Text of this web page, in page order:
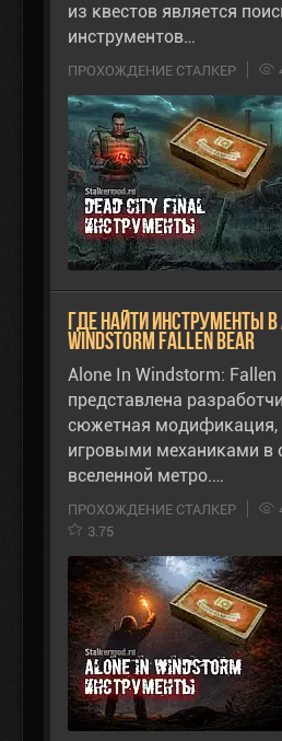
из квестов является
инструментов…
ПРОХОЖДЕНИЕ СТАЛКЕР
Где найти инструменты в
Windstorm Fallen Bear
Alone In Windstorm: Fallen
представлена
сюжетная
игровыми механиками в
вселенной метро.…
ПРОХОЖДЕНИЕ СТАЛКЕР
3.75